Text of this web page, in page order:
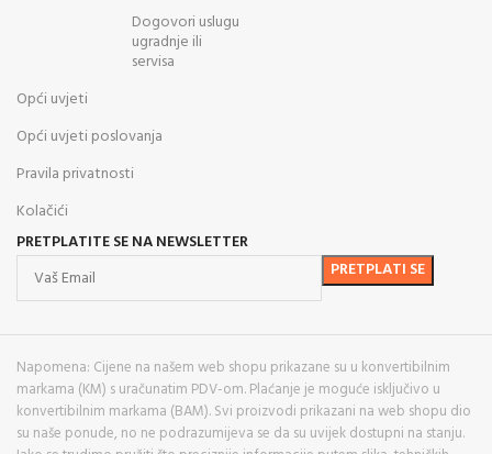
Dogovori uslugu
ugradnje ili
servisa
Opći uvjeti
Opći uvjeti poslovanja
Pravila privatnosti
Kolačići
PRETPLATITE SE NA NEWSLETTER
Napomena: Cijene na našem web shopu prikazane su u konvertibilnim
markama (KM) s uračunatim PDV-om. Plaćanje je moguće isključivo u
konvertibilnim markama (BAM). Svi proizvodi prikazani na web shopu dio
su naše ponude, no ne podrazumijeva se da su uvijek dostupni na stanju.